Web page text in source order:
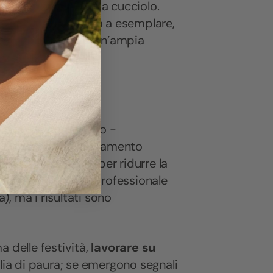
sintomi sin da cucciolo.
da razza a esemplare,
applicarea un’ampia
volume controllato -
contro-condizionamento
di riferimento per ridurre la
e una guida professionale
ma i risultati sono
delle festività, lavorare su
di paura; se emergono segnali